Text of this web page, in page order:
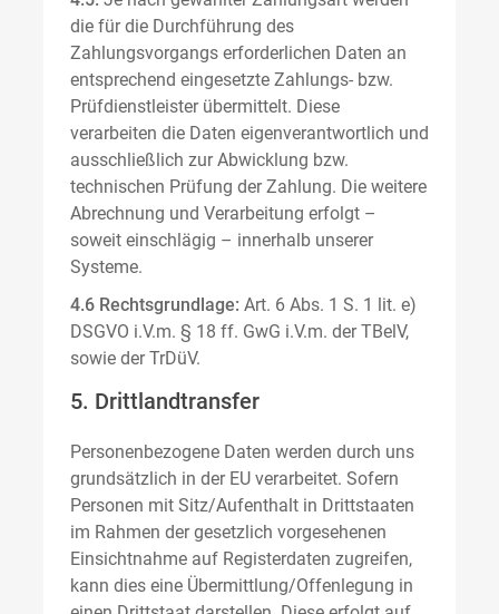
die für die Durchführung des
Zahlungsvorgangs erforderlichen Daten an
entsprechend eingesetzte Zahlungs- bzw.
Prüfdienstleister übermittelt. Diese
verarbeiten die Daten eigenverantwortlich und
ausschließlich zur Abwicklung bzw.
technischen Prüfung der Zahlung. Die weitere
Abrechnung und Verarbeitung erfolgt –
soweit einschlägig – innerhalb unserer
Systeme.
4.6 Rechtsgrundlage: Art. 6 Abs. 1 S. 1 lit. e)
DSGVO i.V.m. § 18 ff. GwG i.V.m. der TBelV,
sowie der TrDüV.
5. Drittlandtransfer
Personenbezogene Daten werden durch uns
grundsätzlich in der EU verarbeitet. Sofern
Personen mit Sitz/Aufenthalt in Drittstaaten
im Rahmen der gesetzlich vorgesehenen
Einsichtnahme auf Registerdaten zugreifen,
kann dies eine Übermittlung/Offenlegung in